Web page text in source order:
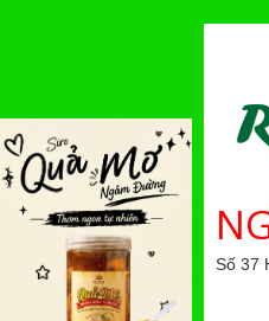
Số 37